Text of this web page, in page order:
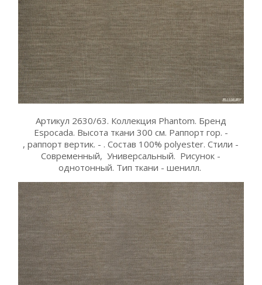
Артикул 2630/63. Коллекция Phantom. Бренд
Espocada. Высота ткани 300 см. Раппорт гор. -
, раппорт вертик. - . Состав 100% polyester. Стили -
Современный, Универсальный. Рисунок -
однотонный. Тип ткани - шенилл.